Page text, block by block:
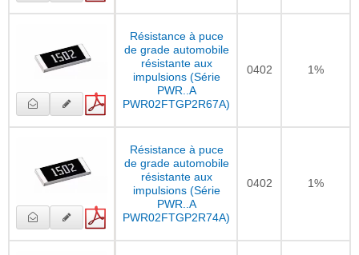
Résistance à puce
de grade automobile
résistante aux
impulsions (Série
PWR..A
PWR02FTGP2R67A)
0402 1%
Résistance à puce
de grade automobile
résistante aux
impulsions (Série
PWR..A
PWR02FTGP2R74A)
0402 1%